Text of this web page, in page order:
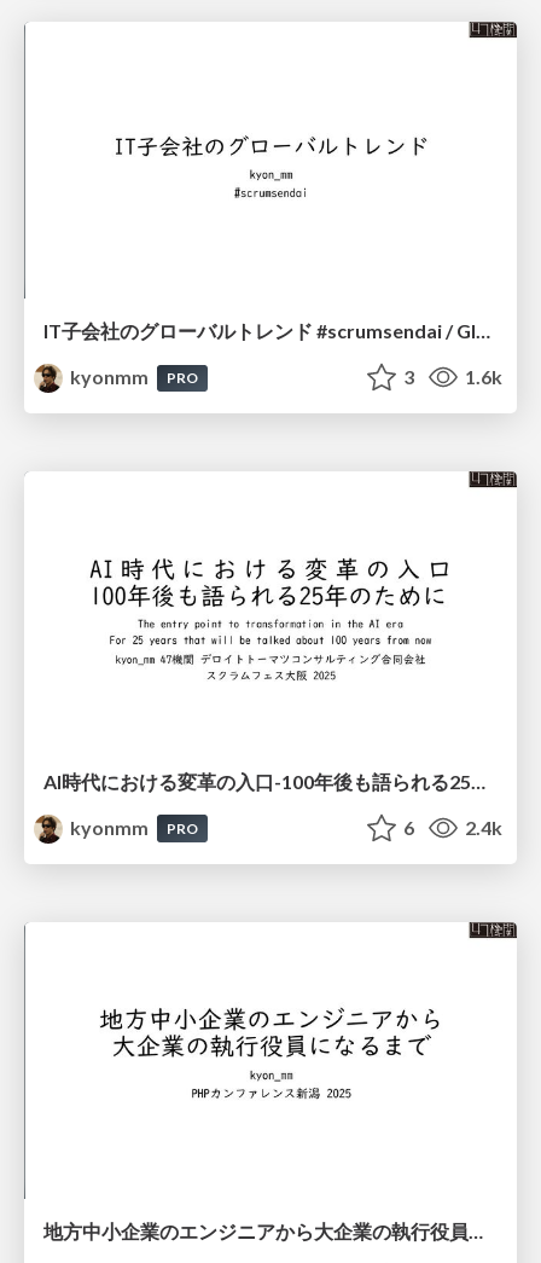
IT子会社のグローバルトレンド #scrumsendai / Global Trends in IT Subsidiaries
kyonmm
PRO 3 1.6k
kyonmm
PRO 6 2.4k
地方中小企業のエンジニアから大企業の執行役員になるまで #phpcon_niigata / road to executive